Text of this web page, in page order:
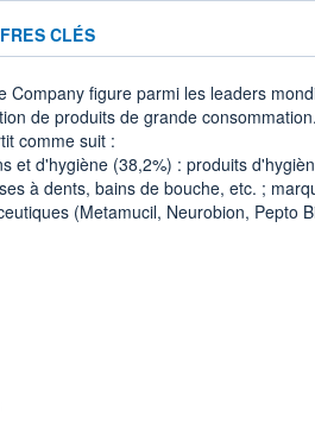
CLÉS
Company figure parmi les leaders
de produits de grande
comme suit :
et d'hygiène (38,2%) : produits
à dents, bains de bouche, etc. ;
(Metamucil, Neurobion, Pepto
protection féminine (Always, Always
gels douche, déodorants, etc. ;